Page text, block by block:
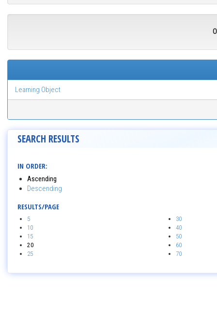
Learning Object
SEARCH RESULTS
IN ORDER:
Ascending
Descending
RESULTS/PAGE
5
10
15
20
25
30
40
50
60
70